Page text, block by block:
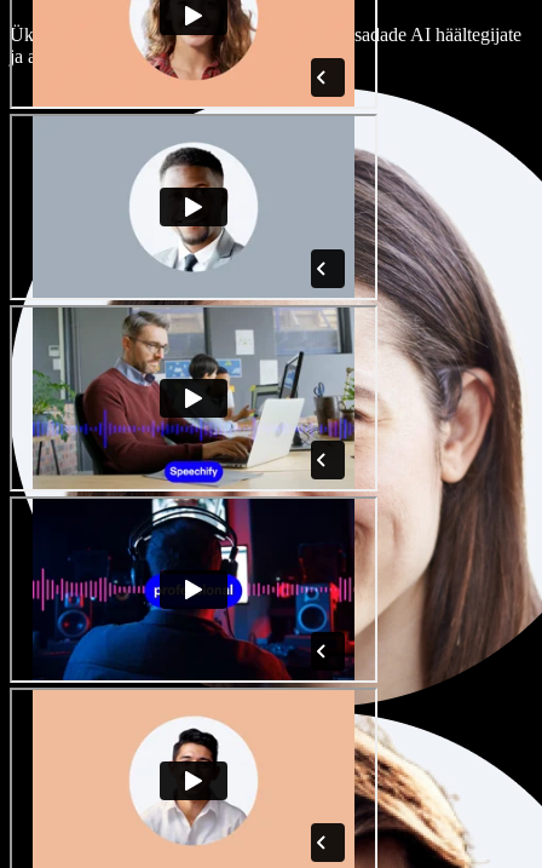
Ükski projekt ei pea kõlama ühtemoodi. Vali sadade AI häältegijate
ja aktsentide hulgast ning kohanda neid.